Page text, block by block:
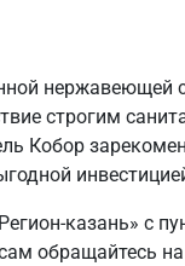
нержавеющей
строгим
Кобор
казань» с
обращайтесь